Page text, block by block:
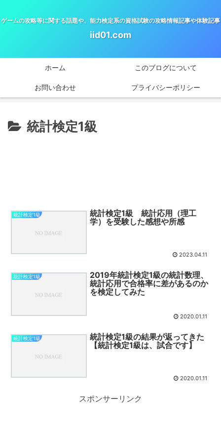
ゲームの攻略等に関する話題や、能力検定系の資格試験の攻略情報記事や体験記事
iid01.com
ホーム このブログについて
お問い合わせ プライバシーポリシー
統計検定1級
統計検定1級
統計検定1級 統計応用（理工
学）を受験した感想や所感
2023.04.11
統計検定1級
2019年統計検定1級の統計数理、
統計応用で合格率に差があるのか
を検定してみた
2020.01.11
統計検定1級
統計検定1級の結果が返ってきた
【統計検定1級は、試合です】
2020.01.11
スポンサーリンク